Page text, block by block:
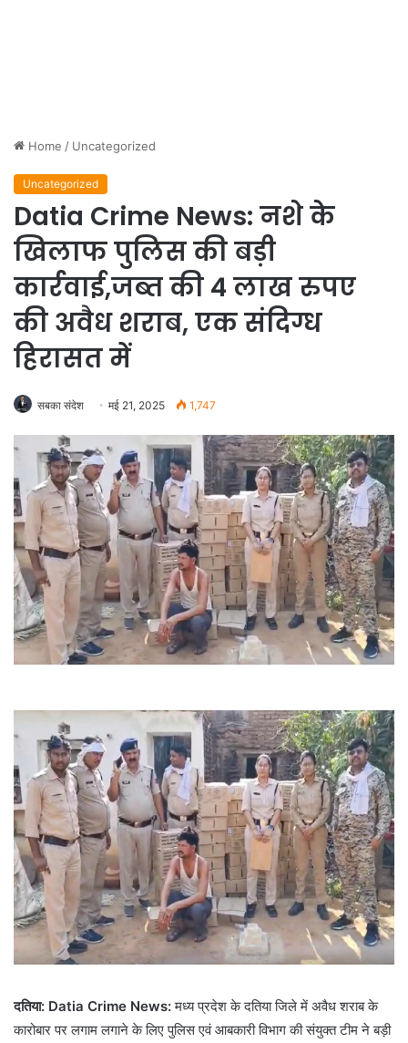
Home / Uncategorized
Uncategorized
Datia Crime News: नशे के
खिलाफ पुलिस की बड़ी
कार्रवाई,जब्त की 4 लाख रुपए
की अवैध शराब, एक संदिग्ध
हिरासत में
सबका संदेश मई 21, 2025 1,747
दतिया: Datia Crime News:मध्य प्रदेश के दतिया जिले में अवैध शराब के
कारोबार पर लगाम लगाने के लिए पुलिस एवं आबकारी विभाग की संयुक्त टीम ने बड़ी